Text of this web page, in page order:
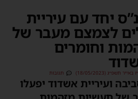
יחד עם עיריית
לצמצם מעבר של
וחומרים
תשפ״ג (18/05/2023) תגובות
ועיריית אשדוד יפעלו